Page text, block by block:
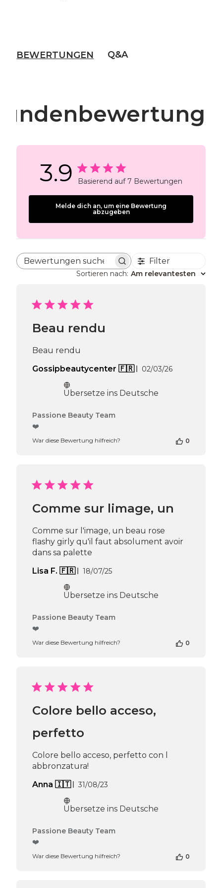
BEWERTUNGEN Q&A
3.9 Basierend auf 7 Bewertungen
Melde dich an, um eine Bewertung
abzugeben
Bewertungen suchen
Filter
Sortieren nach: Am relevantesten
Beau rendu
Beau rendu
Gossipbeautycenter 🇫🇷
02/03/26
Übersetze ins Deutsche
Kommentare
Inhabers
am
Apr
16
2026
Passione Beauty Team
❤️
War diese Bewertung hilfreich? 0
Comme sur limage, un
Comme sur l'image, un beau rose
flashy girly qu'il faut absolument avoir
dans sa palette
Lisa F. 🇫🇷
Veröffentlichungsdatum
18/07/25
Übersetze ins Deutsche
Kommentare
Inhabers
am
Passione Beauty Team
❤️
War diese Bewertung hilfreich? 0
Colore bello acceso,
perfetto
Colore bello acceso, perfetto con l
abbronzatura!
Anna 🇮🇹
Veröffentlichungsdatum
31/08/23
Übersetze ins Deutsche
Kommentare
Inhabers
Passione Beauty Team
❤️
War diese Bewertung hilfreich? 0